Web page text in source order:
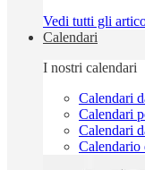
Vedi tutti gli
Calendari
I nostri calendari
Calendari
Calendari
Calendari
Calendario